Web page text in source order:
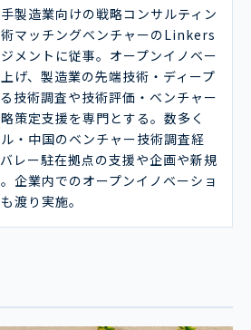
製造業向けの戦略コンサルティン
マッチングベンチャーのLinkers
メントに従事。オープンイノベー
げ、製造業の先端技術・ディープ
技術調査や技術評価・ベンチャー
策定支援を専門とする。数多く
・中国のベンチャー技術調査経
レー駐在拠点の支援や企画や新規
企業内でのオープンイノベーショ
渡り実施。